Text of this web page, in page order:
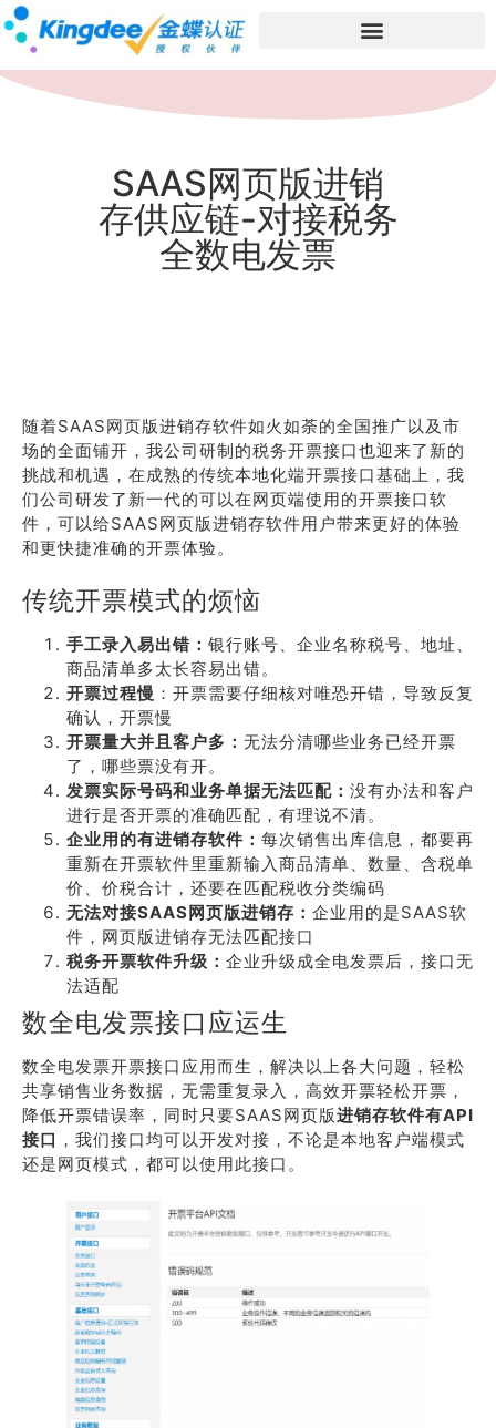
SAAS网页版进销
存供应链-对接税务
全数电发票
随着SAAS网页版进销存软件如火如荼的全国推广以及市
场的全面铺开，我公司研制的税务开票接口也迎来了新的
挑战和机遇，在成熟的传统本地化端开票接口基础上，我
们公司研发了新一代的可以在网页端使用的开票接口软
件，可以给SAAS网页版进销存软件用户带来更好的体验
和更快捷准确的开票体验。
传统开票模式的烦恼
手工录入易出错： 银行账号、企业名称税号、地址、
商品清单多太长容易出错。
开票过程慢 ：开票需要仔细核对唯恐开错，导致反复
确认，开票慢
开票量大并且客户多： 无法分清哪些业务已经开票
了，哪些票没有开。
发票实际号码和业务单据无法匹配： 没有办法和客户
进行是否开票的准确匹配，有理说不清。
企业用的有进销存软件： 每次销售出库信息，都要再
重新在开票软件里重新输入商品清单、数量、含税单
价、价税合计，还要在匹配税收分类编码
无法对接SAAS网页版进销存： 企业用的是SAAS软
件，网页版进销存无法匹配接口
税务开票软件升级： 企业升级成全电发票后，接口无
法适配
数全电发票接口应运生
数全电发票开票接口应用而生，解决以上各大问题，轻松
共享销售业务数据，无需重复录入，高效开票轻松开票，
降低开票错误率，同时只要SAAS网页版进销存软件有API
接口 ，我们接口均可以开发对接，不论是本地客户端模式
还是网页模式，都可以使用此接口。